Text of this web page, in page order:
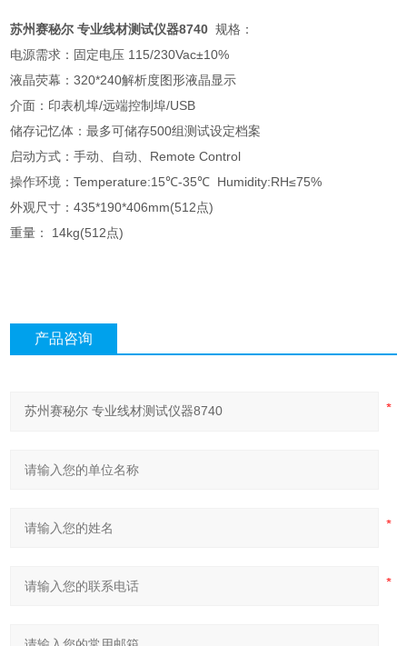
苏州赛秘尔 专业线材测试仪器8740 规格：
电源需求：固定电压 115/230Vac±10%
液晶荧幕：320*240解析度图形液晶显示
介面：印表机埠/远端控制埠/USB
储存记忆体：最多可储存500组测试设定档案
启动方式：手动、自动、Remote Control
操作环境：Temperature:15℃-35℃ Humidity:RH≤75%
外观尺寸：435*190*406mm(512点)
重量： 14kg(512点)
产品咨询